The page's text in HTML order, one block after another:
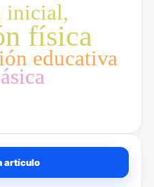
física
inicial,
educativa
artículo